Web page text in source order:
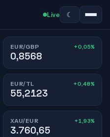
Live ☾
EUR/GBP +0,05%
0,8568
EUR/TL +0,48%
55,2123
XAU/EUR +1,93%
3.760,65